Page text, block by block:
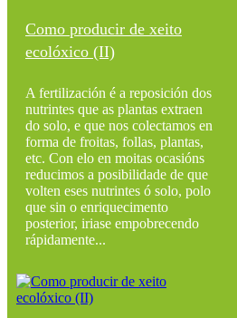
Como producir de xeito
ecolóxico (II)
A fertilización é a reposición dos
nutrintes que as plantas extraen
do solo, e que nos colectamos en
forma de froitas, follas, plantas,
etc. Con elo en moitas ocasións
reducimos a posibilidade de que
volten eses nutrintes ó solo, polo
que sin o enriquecimento
posterior, iriase empobrecendo
rápidamente...